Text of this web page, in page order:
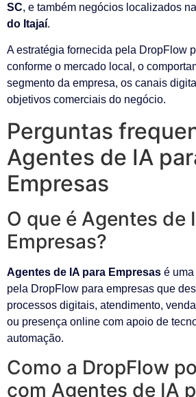
SC, e também negócios localizados
do Itajaí.
A estratégia fornecida pela DropFlow
conforme o mercado local, o
segmento da empresa, os canais
objetivos comerciais do negócio.
Perguntas
Agentes de IA
Empresas
O que é Agentes de
Empresas?
Agentes de IA para Empresas é
pela DropFlow para empresas que
processos digitais, atendimento,
ou presença online com apoio de
automação.
Como a DropFlow
com Agentes de IA